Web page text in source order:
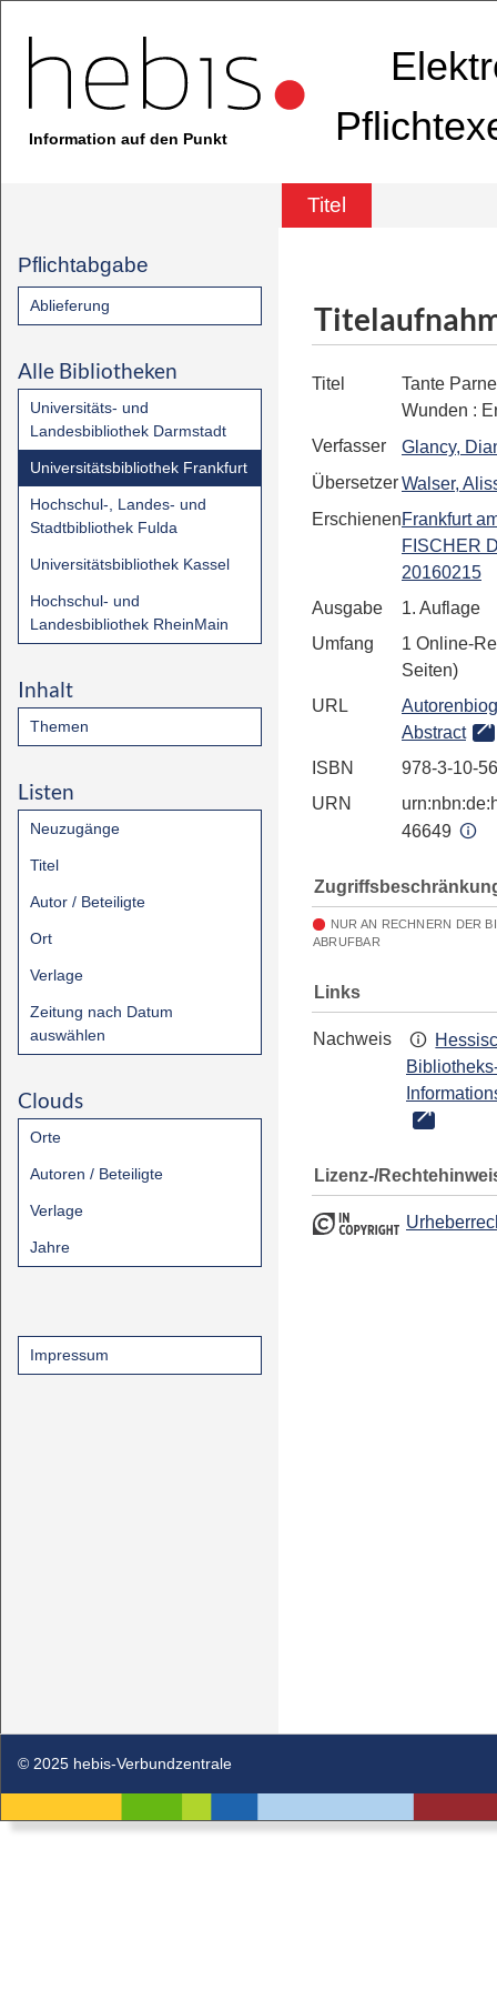
Information auf den Punkt
Titel
Pflichtabgabe
Ablieferung
Alle Bibliotheken
Universitäts- und
Landesbibliothek Darmstadt
Universitätsbibliothek Frankfurt
Hochschul-, Landes- und
Stadtbibliothek Fulda
Universitätsbibliothek Kassel
Hochschul- und
Landesbibliothek RheinMain
Inhalt
Themen
Listen
Neuzugänge
Titel
Autor / Beteiligte
Ort
Verlage
Zeitung nach Datum
auswählen
Clouds
Orte
Autoren / Beteiligte
Verlage
Jahre
Impressum
Titel
Tante
Wunden :
Verfasser
Glancy,
ÜbersetzerWalser,
ErschienenFrankfurt
FISCHER
20160215
Ausgabe
1. Auflage
Umfang
1 Online-
Seiten)
URL
Abstract
ISBN
978-3-10-
URN
46649
NUR AN RECHNERN DER
ABRUFBAR
Links
Nachweis
Lizenz-/
© 2025 hebis-Verbundzentrale